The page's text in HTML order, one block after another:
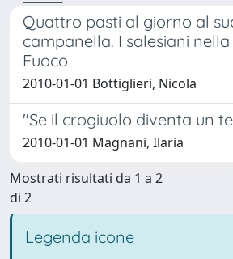
Quattro pasti al giorno al
campanella. I salesiani
Fuoco
2010-01-01 Bottiglieri, Nicola
"Se il crogiuolo diventa un
2010-01-01 Magnani, Ilaria
Mostrati risultati da 1 a 2
di 2
Legenda icone